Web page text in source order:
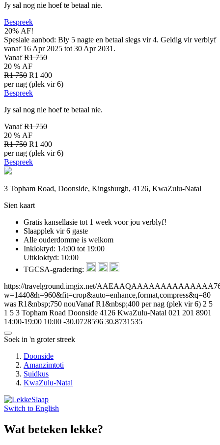
Jy sal nog nie hoef te betaal nie.
Bespreek
20% AF!
Spesiale aanbod: Bly 5 nagte en betaal slegs vir 4. Geldig vir verblyf
vanaf 16 Apr 2025 tot 30 Apr 2031.
Vanaf R1 750
20 % AF
R1 750 R1 400
per nag (plek vir 6)
Bespreek
Jy sal nog nie hoef te betaal nie.
Vanaf R1 750
20 % AF
R1 750 R1 400
per nag (plek vir 6)
Bespreek
3 Topham Road, Doonside, Kingsburgh, 4126, KwaZulu-Natal
Sien kaart
Gratis kansellasie tot 1 week voor jou verblyf!
Slaapplek vir 6 gaste
Alle ouderdomme is welkom
Inkloktyd: 14:00 tot 19:00
Uitkloktyd: 10:00
TGCSA-gradering:
https://travelground.imgix.net/
w=1440&h=960&fit=crop&auto=enhance,format,compress&q=80
was R1&nbsp;750 nouVanaf R1&nbsp;400 per nag (plek vir 6) 2 5
1 5 3 Topham Road Doonside 4126 KwaZulu-Natal 021 201 8901
14:00-19:00 10:00 -30.0728596 30.8731535
Soek in 'n groter streek
Doonside
Amanzimtoti
Suidkus
KwaZulu-Natal
Switch to English
Wat beteken lekke?